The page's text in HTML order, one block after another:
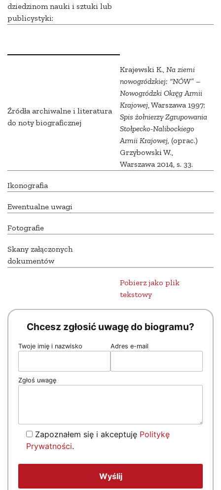
dziedzinom nauki i sztuki lub
publicystyki:
Źródła archiwalne i literatura
do noty biograficznej
Krajewski K., Na ziemi
nowogródzkiej: “NÓW” –
Nowogródzki Okręg Armii
Krajowej, Warszawa 1997;
Spis żołnierzy Zgrupowania
Stołpecko-Nalibockiego
Armii Krajowej, (oprac.)
Grzybowski W.,
Warszawa 2014, s. 33.
Ikonografia
Ewentualne uwagi
Fotografie
Skany załączonych
dokumentów
Pobierz jako plik
tekstowy
Chcesz zgłosić uwagę do biogramu?
Twoje imię i nazwisko Adres e-mail
Zgłoś uwagę
Zapoznałem się i akceptuję Politykę
Prywatności.